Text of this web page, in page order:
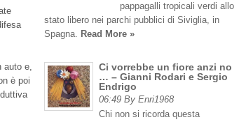
auto e,
è poi
pappagalli tropicali verdi allo
stato libero nei parchi pubblici di Siviglia, in
Spagna. Read More »
Ci vorrebbe un fiore anzi no
… – Gianni Rodari e Sergio
Endrigo
06:49 By Enri1968
Chi non si ricorda questa